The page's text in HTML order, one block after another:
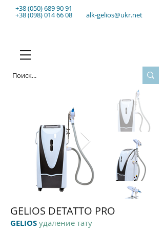
+38 (050) 689 90 91
+38 (098) 014 66 08 alk-gelios@ukr.net
GELIOS DETATTO PRO
GELIOS удаление тату